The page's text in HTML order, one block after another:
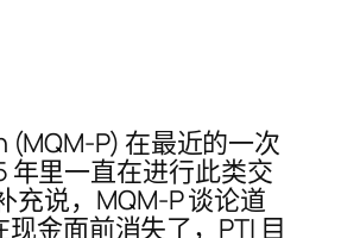
P) 在最近的一次
年里一直在进行此类交
充说，MQM-P 谈论道
金面前消失了，PTI 目